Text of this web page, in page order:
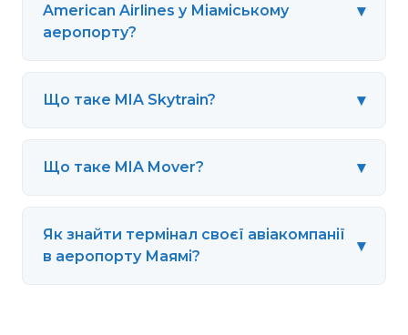
American Airlines у Міаміському
аеропорту?
▾
Що таке MIA Skytrain? ▾
Що таке MIA Mover? ▾
Як знайти термінал своєї авіакомпанії
в аеропорту Маямі?
▾